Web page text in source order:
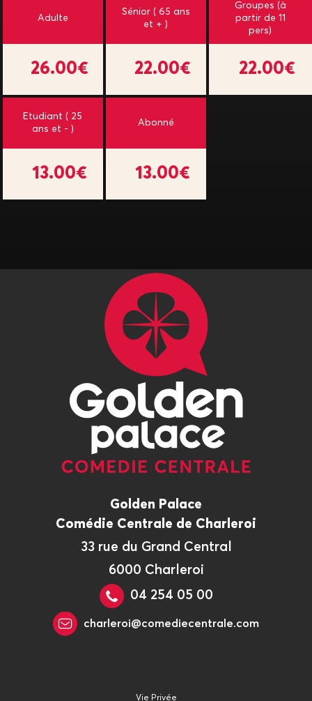
Adulte
26.00€
Sénior ( 65 ans
et + )
22.00€
Groupes (à
partir de 11
pers)
22.00€
Etudiant ( 25
ans et - )
13.00€
Abonné
13.00€
Golden Palace
Comédie Centrale de Charleroi
33 rue du Grand Central
6000 Charleroi
04 254 05 00
charleroi@comediecentrale.com
Vie Privée